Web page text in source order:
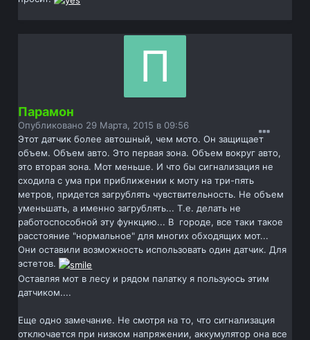
Парамон
Опубликовано 29 Марта, 2015 в 09:56
Этот датчик более автошный, чем мото. Он защищает
объем. Объем авто. Это первая зона. Объем вокруг авто,
это вторая зона. Мот меньше. И что бы сигнализация не
сходила с ума при приближении к моту на три-пять
метров, придется загрублять чувствительность. Не объем
уменьшать, а именно загрублять... Т.е. делать не
работоспособной эту функцию... В городе, все таки такое
расстояние "нормальное" для многих обходящих мот...
Они оставили возможность использовать один датчик. Для
эстетов.
Оставляя мот в лесу и рядом палатку я пользуюсь этим
датчиком....
Еще одно замечание. Не смотря на то, что сигнализация
отключается при низком напряжении, аккумулятор она все